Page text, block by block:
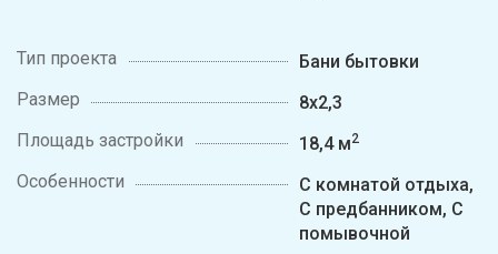
Тип проекта
Бани бытовки
Размер
8х2,3
Площадь застройки
18,4 м2
Особенности
С комнатой отдыха,
С предбанником, С
помывочной